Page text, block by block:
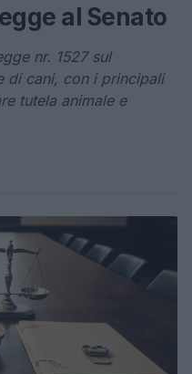
al Senato
nr. 1527 sul
di cani, con i principali
tutela animale e